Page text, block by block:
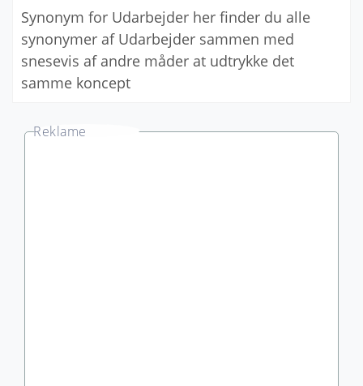
Synonym for Udarbejder her finder du alle
synonymer af Udarbejder sammen med
snesevis af andre måder at udtrykke det
samme koncept